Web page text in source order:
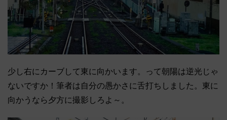
少し右にカーブして東に向かいます。って朝陽は逆光じゃ
ないですか！筆者は自分の愚かさに舌打ちしました。東に
向かうなら夕方に撮影しろよ～。